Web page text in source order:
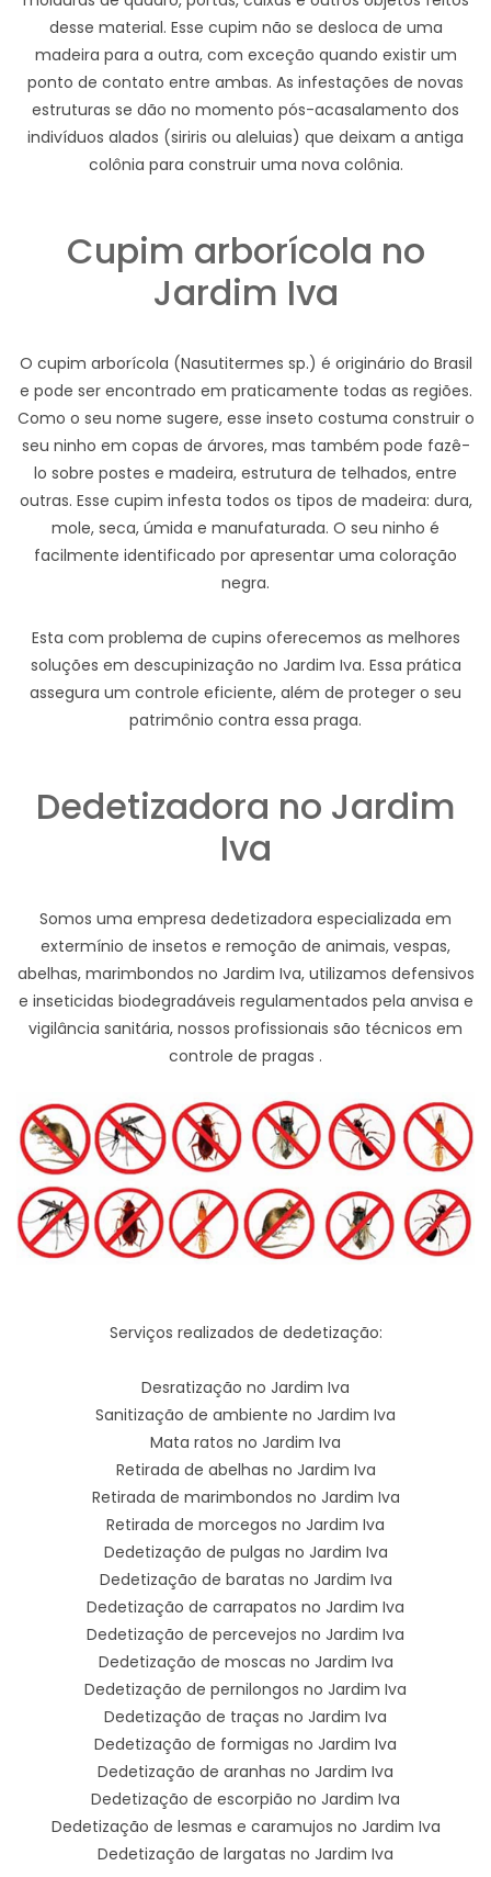
desse material. Esse cupim não se desloca de uma
madeira para a outra, com exceção quando existir um
ponto de contato entre ambas. As infestações de novas
estruturas se dão no momento pós-acasalamento dos
indivíduos alados (siriris ou aleluias) que deixam a antiga
colônia para construir uma nova colônia.
Cupim arborícola no
Jardim Iva
O cupim arborícola (Nasutitermes sp.) é originário do Brasil
e pode ser encontrado em praticamente todas as regiões.
Como o seu nome sugere, esse inseto costuma construir o
seu ninho em copas de árvores, mas também pode fazê-
lo sobre postes e madeira, estrutura de telhados, entre
outras. Esse cupim infesta todos os tipos de madeira: dura,
mole, seca, úmida e manufaturada. O seu ninho é
facilmente identificado por apresentar uma coloração
negra.
Esta com problema de cupins oferecemos as melhores
soluções em descupinização no Jardim Iva. Essa prática
assegura um controle eficiente, além de proteger o seu
patrimônio contra essa praga.
Dedetizadora no Jardim
Iva
Somos uma empresa dedetizadora especializada em
extermínio de insetos e remoção de animais, vespas,
abelhas, marimbondos no Jardim Iva, utilizamos defensivos
e inseticidas biodegradáveis regulamentados pela anvisa e
vigilância sanitária, nossos profissionais são técnicos em
controle de pragas .
Serviços realizados de dedetização:
Desratização no Jardim Iva
Sanitização de ambiente no Jardim Iva
Mata ratos no Jardim Iva
Retirada de abelhas no Jardim Iva
Retirada de marimbondos no Jardim Iva
Retirada de morcegos no Jardim Iva
Dedetização de pulgas no Jardim Iva
Dedetização de baratas no Jardim Iva
Dedetização de carrapatos no Jardim Iva
Dedetização de percevejos no Jardim Iva
Dedetização de moscas no Jardim Iva
Dedetização de pernilongos no Jardim Iva
Dedetização de traças no Jardim Iva
Dedetização de formigas no Jardim Iva
Dedetização de aranhas no Jardim Iva
Dedetização de escorpião no Jardim Iva
Dedetização de lesmas e caramujos no Jardim Iva
Dedetização de largatas no Jardim Iva